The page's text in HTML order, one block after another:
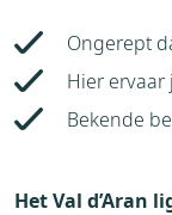
Brochure
Aanvraag
Ongerept
Hier ervaar
Bekende
Het Val d’Aran